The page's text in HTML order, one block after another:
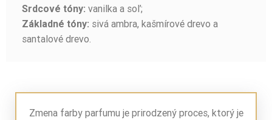
Srdcové tóny: vanilka a soľ;
Základné tóny: sivá ambra, kašmírové drevo a
santalové drevo.
Zmena farby parfumu je prirodzený proces, ktorý je